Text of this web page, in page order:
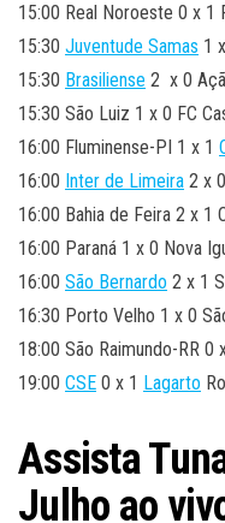
15:00 Real Noroeste 0 x 1
15:30 Juventude Samas 1
15:30 Brasiliense 2 x 0
15:30 São Luiz 1 x 0 FC
16:00 Fluminense-PI 1 x 1
16:00 Inter de Limeira 2 x
16:00 Bahia de Feira 2 x 1
16:00 Paraná 1 x 0 Nova
16:00 São Bernardo 2 x 1
16:30 Porto Velho 1 x 0
18:00 São Raimundo-RR 0
19:00 CSE 0 x 1 Lagarto
Assista
Julho ao